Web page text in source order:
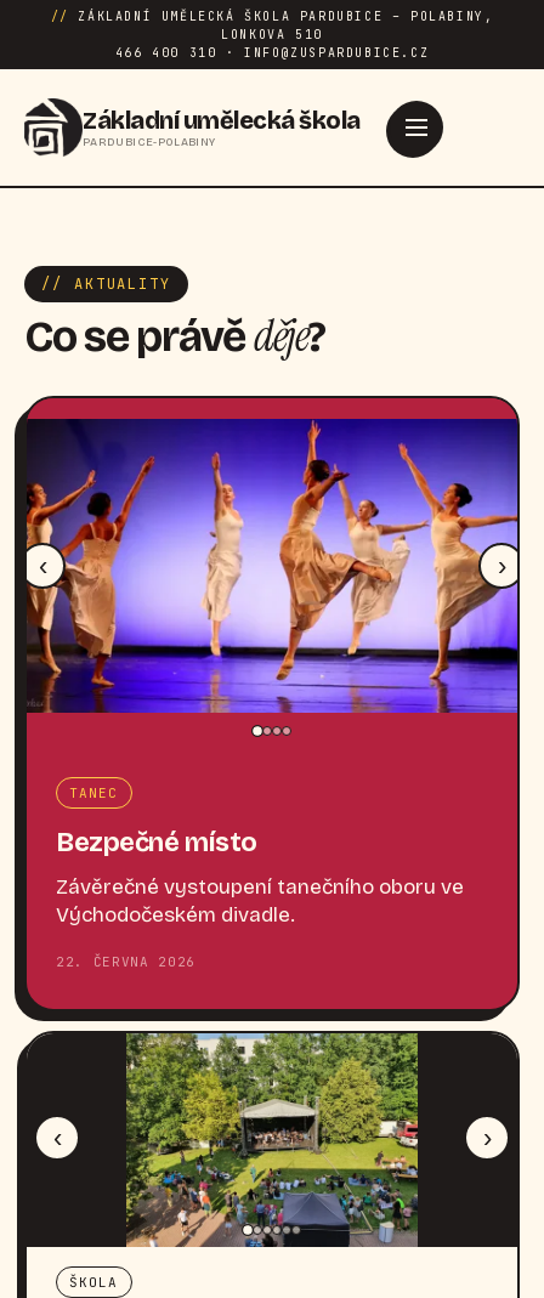
//
ZÁKLADNÍ UMĚLECKÁ ŠKOLA PARDUBICE – POLABINY,
LONKOVA 510
466 400 310 · INFO@ZUSPARDUBICE.CZ
Základní umělecká škola
PARDUBICE-POLABINY
// AKTUALITY
Co se právěděje?
‹ ›
TANEC
Bezpečné místo
Závěrečné vystoupení tanečního oboru ve
Východočeském divadle.
22. ČERVNA 2026
‹ ›
ŠKOLA